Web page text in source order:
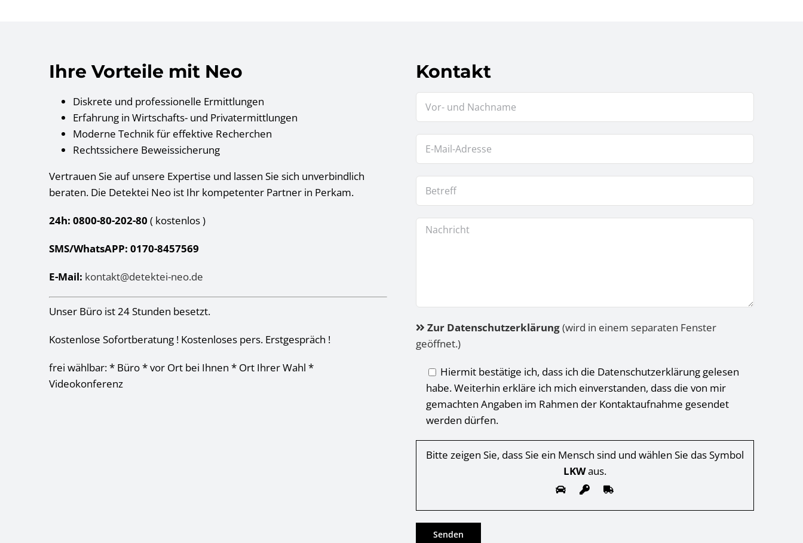
Ihre Vorteile mit Neo
Diskrete und professionelle Ermittlungen
Erfahrung in Wirtschafts- und Privatermittlungen
Moderne Technik für effektive Recherchen
Rechtssichere Beweissicherung
Vertrauen Sie auf unsere Expertise und lassen Sie sich unverbindlich
beraten. Die Detektei Neo ist Ihr kompetenter Partner in Perkam.
24h: 0800-80-202-80 ( kostenlos)
SMS/WhatsAPP: 0170-8457569
E-Mail: kontakt@detektei-neo.de
Unser Büro ist 24 Stunden besetzt.
Kostenlose Sofortberatung ! Kostenloses pers. Erstgespräch !
frei wählbar: * Büro * vor Ort bei Ihnen * Ort Ihrer Wahl *
Videokonferenz
Kontakt
Zur Datenschutzerklärung(wird in einem separaten Fenster
geöffnet.)
Hiermit bestätige ich, dass ich die Datenschutzerklärung gelesen
habe. Weiterhin erkläre ich mich einverstanden, dass die von mir
gemachten Angaben im Rahmen der Kontaktaufnahme gesendet
werden dürfen.
Bitte zeigen Sie, dass Sie ein Mensch sind und wählen Sie das Symbol
LKWaus.